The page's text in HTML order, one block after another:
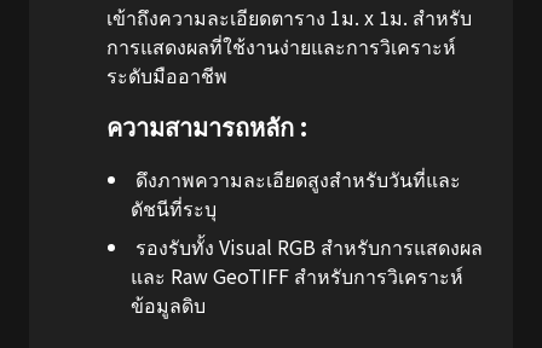
เข้าถึงความละเอียดตาราง 1ม. x 1ม. สำหรับ
การแสดงผลที่ใช้งานง่ายและการวิเคราะห์
ระดับมืออาชีพ
ความสามารถหลัก :
ดึงภาพความละเอียดสูงสำหรับวันที่และ
ดัชนีที่ระบุ
รองรับทั้ง Visual RGB สำหรับการแสดงผล
และ Raw GeoTIFF สำหรับการวิเคราะห์
ข้อมูลดิบ